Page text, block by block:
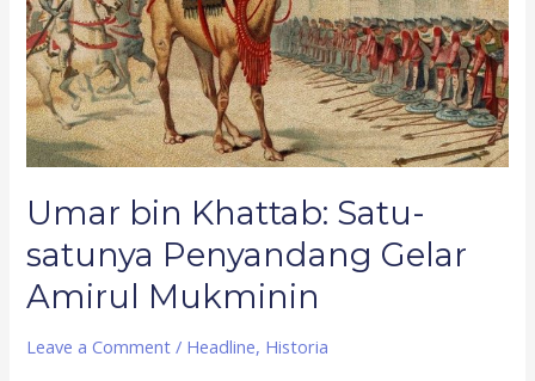
Umar bin Khattab: Satu-
satunya Penyandang Gelar
Amirul Mukminin
Leave a Comment / Headline, Historia
Penyandang
Gelar
Amirul
Mukminin